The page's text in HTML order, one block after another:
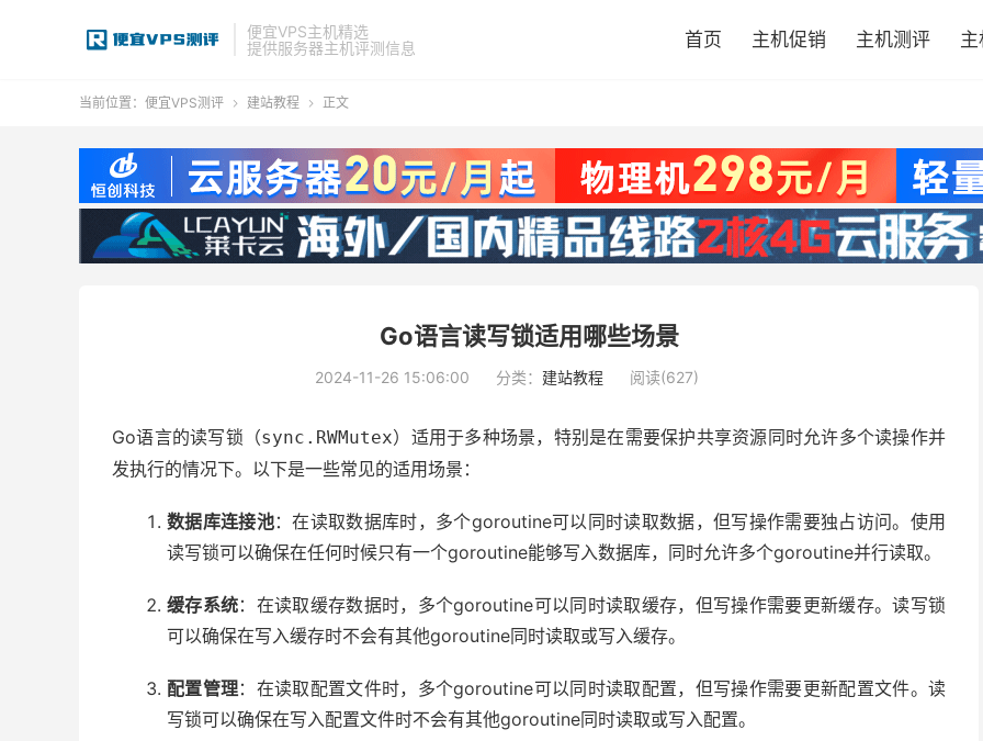
便宜VPS主机精选
提供服务器主机评测信息
首页 主机促销 主机测评
当前位置： 便宜VPS测评  建站教程  正文
Go语言读写锁适用哪些场景
2024-11-26 15:06:00 分类： 建站教程 阅读(627)
Go语言的读写锁（sync.RWMutex）适用于多种场景，特别是在需要保护共享资源同时允许多个读操作并
发执行的情况下。以下是一些常见的适用场景：
数据库连接池：在读取数据库时，多个goroutine可以同时读取数据，但写操作需要独占访问。使用
读写锁可以确保在任何时候只有一个goroutine能够写入数据库，同时允许多个goroutine并行读取。
缓存系统：在读取缓存数据时，多个goroutine可以同时读取缓存，但写操作需要更新缓存。读写锁
可以确保在写入缓存时不会有其他goroutine同时读取或写入缓存。
配置管理：在读取配置文件时，多个goroutine可以同时读取配置，但写操作需要更新配置文件。读
写锁可以确保在写入配置文件时不会有其他goroutine同时读取或写入配置。